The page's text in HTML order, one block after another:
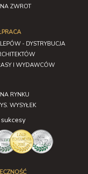
ZWROT
- DYSTRYBUCJA
I WYDAWCÓW
RYNKU
WYSYŁEK